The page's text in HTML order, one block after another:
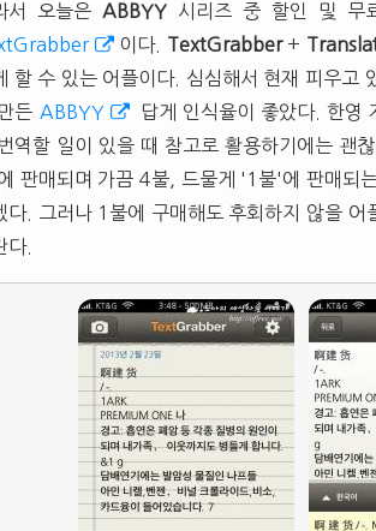
서 오늘은 ABBYY 시리즈 중 할인 및 무
이다. TextGrabber+
할 수 있는 어플이다. 심심해서 현재 피우고
든 ABBYY
답게 인식율이 좋았다. 한영
역할 일이 있을 때 참고로 활용하기에는 괜
판매되며 가끔 4불, 드물게 '1불'에 판매되
다. 그러나 1불에 구매해도 후회하지 않을
다.